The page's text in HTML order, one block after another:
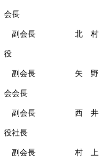
会長
副会長 北 村 清 士
役
副会長 矢 野 秀 弥
会会長
副会長 西 井 英 正
役社長
副会長 村 上 ひろ